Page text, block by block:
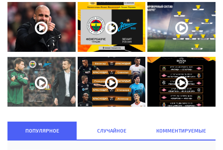
ПОПУЛЯРНОЕ СЛУЧАЙНОЕ КОММЕНТИРУЕМЫЕ